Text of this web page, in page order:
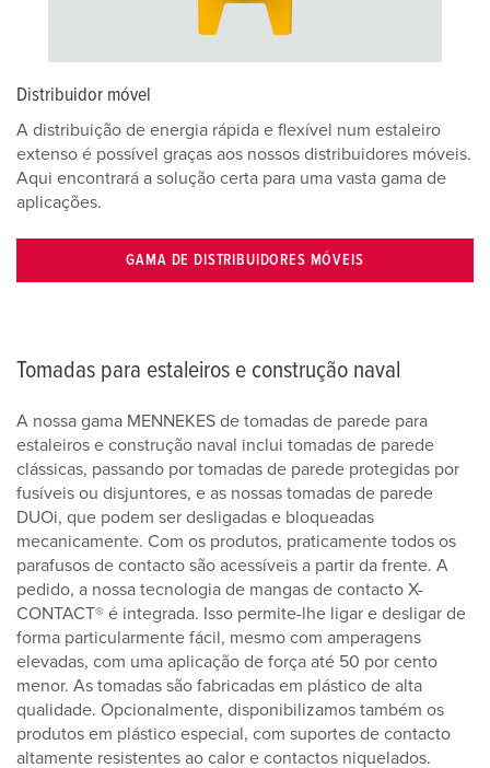
Distribuidor móvel
A distribuição de energia rápida e flexível num estaleiro
extenso é possível graças aos nossos distribuidores móveis.
Aqui encontrará a solução certa para uma vasta gama de
aplicações.
GAMA DE DISTRIBUIDORES MÓVEIS
Tomadas para estaleiros e construção naval
A nossa gama MENNEKES de tomadas de parede para
estaleiros e construção naval inclui tomadas de parede
clássicas, passando por tomadas de parede protegidas por
fusíveis ou disjuntores, e as nossas tomadas de parede
DUOi, que podem ser desligadas e bloqueadas
mecanicamente. Com os produtos, praticamente todos os
parafusos de contacto são acessíveis a partir da frente. A
pedido, a nossa tecnologia de mangas de contacto X-
CONTACT® é integrada. Isso permite-lhe ligar e desligar de
forma particularmente fácil, mesmo com amperagens
elevadas, com uma aplicação de força até 50 por cento
menor. As tomadas são fabricadas em plástico de alta
qualidade. Opcionalmente, disponibilizamos também os
produtos em plástico especial, com suportes de contacto
altamente resistentes ao calor e contactos niquelados.